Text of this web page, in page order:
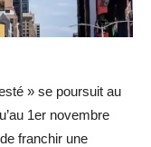
» se poursuit au
1er novembre
franchir une